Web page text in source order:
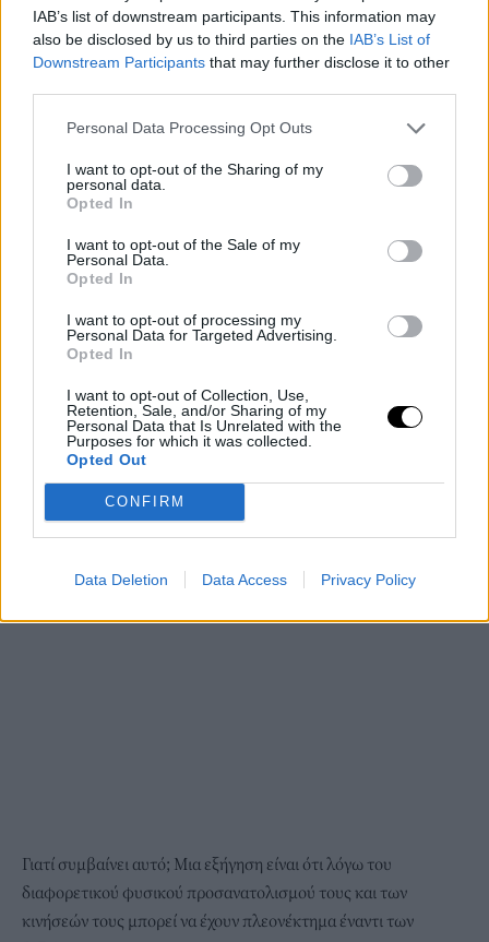
IAB’s list of downstream participants. This information may
also be disclosed by us to third parties on the IAB’s List of
Downstream Participants that may further disclose it to other
Personal Data Processing Opt Outs
I want to opt-out of the Sharing of my
personal data.
Opted In
I want to opt-out of the Sale of my
Personal Data.
Opted In
I want to opt-out of processing my
Personal Data for Targeted Advertising.
Opted In
I want to opt-out of Collection, Use,
Retention, Sale, and/or Sharing of my
Personal Data that Is Unrelated with the
Purposes for which it was collected.
Opted Out
CONFIRM
Data Deletion Data Access Privacy Policy
αριστερόχειρες έχουν ταχύτερους χρόνους αντίδρασης, ένα
άλλος λόγος που τους δίνει πλεονέκτημα στα σπορ είναι ότι,
όπως συμπεραίνουν μελέτες, έχουν πλεονέκτημα σε
διαδραστικά αθλήματα, όπως η πυγμαχία, η ξιφασκία, το τένις
και το μπέιζμπολ. Δεν έχουν, όμως, πλεονέκτημα σε αθλήματα
το τρέξιμο.
Γιατί συμβαίνει αυτό; Μια εξήγηση είναι ότι λόγω του
διαφορετικού φυσικού προσανατολισμού τους και των
κινήσεών τους μπορεί να έχουν πλεονέκτημα έναντι των